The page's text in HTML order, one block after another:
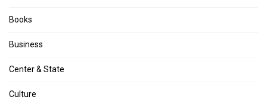
Books
Business
Center & State
Culture